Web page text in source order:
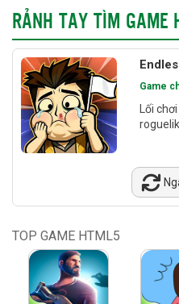
RẢNH TAY TÌM GAME
Game
Lối
TOP GAME HTML5